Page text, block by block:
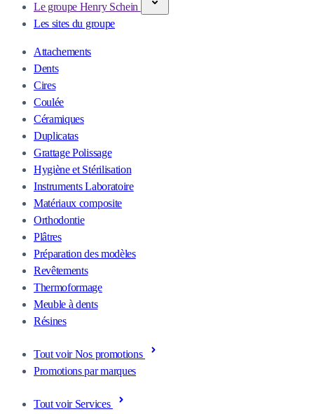
Le groupe Henry Schein
Les sites du groupe
Attachements
Dents
Cires
Coulée
Céramiques
Duplicatas
Grattage Polissage
Hygiène et Stérilisation
Instruments Laboratoire
Matériaux composite
Orthodontie
Plâtres
Préparation des modèles
Revêtements
Thermoformage
Meuble à dents
Résines
Tout voir Nos promotions
Promotions par marques
Tout voir Services